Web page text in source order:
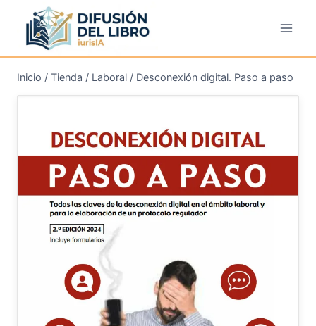
contenido
Inicio / Tienda / Laboral / Desconexión digital. Paso a paso